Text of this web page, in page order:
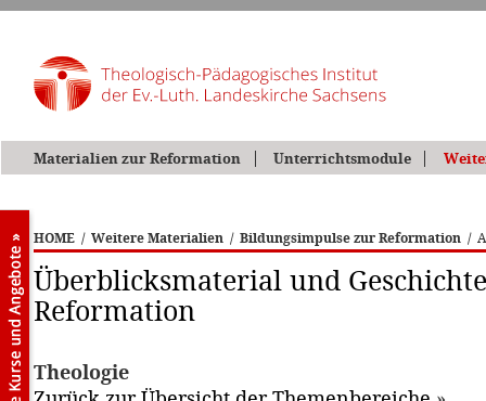
Materialien zur Reformation Unterrichtsmodule
HOME / Weitere Materialien / Bildungsimpulse zur Reformation /
Überblicksmaterial und
Reformation
Theologie